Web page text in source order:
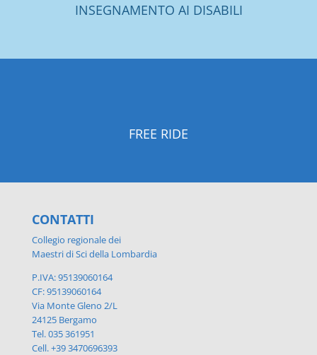
INSEGNAMENTO AI DISABILI
FREE RIDE
CONTATTI
Collegio regionale dei
Maestri di Sci della Lombardia
P.IVA: 95139060164
CF: 95139060164
Via Monte Gleno 2/L
24125 Bergamo
Tel. 035 361951
Cell. +39 3470696393